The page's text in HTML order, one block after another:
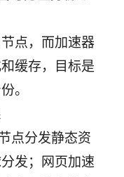
点，而加速器
缓存，目标是
。
点分发静态资
发；网页加速